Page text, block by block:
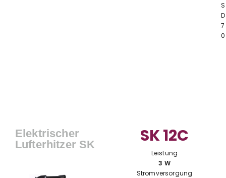
S
D
7
0
Elektrischer
Lufterhitzer SK
SK 12C
Leistung
3 W
Stromversorgung